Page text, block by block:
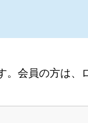
会員の方は、